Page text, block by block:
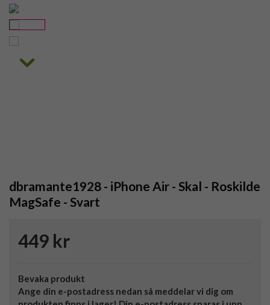
dbramante1928 - iPhone Air - Skal - Roskilde
MagSafe - Svart
449 kr
Bevaka produkt
Ange din e-postadress nedan så meddelar vi dig om